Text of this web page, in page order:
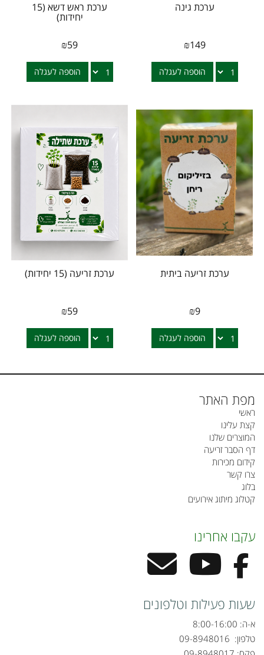
ערכת גינה
₪149
הוספה לעגלה
ערכת ראש דשא (15
יחידות)
₪59
הוספה לעגלה
ערכת זריעה ביתית
₪9
הוספה לעגלה
ערכת זריעה (15 יחידות)
₪59
הוספה לעגלה
מפת האתר
ראשי
קצת עלינו
המוצרים שלנו
דף הסבר זריעה
קידום מכירות
צרו קשר
בלוג
קטלוג מיתוג אירועים
עקבו אחרינו
שעות פעילות וטלפונים
א-ה: 8:00-16:00
טלפון: